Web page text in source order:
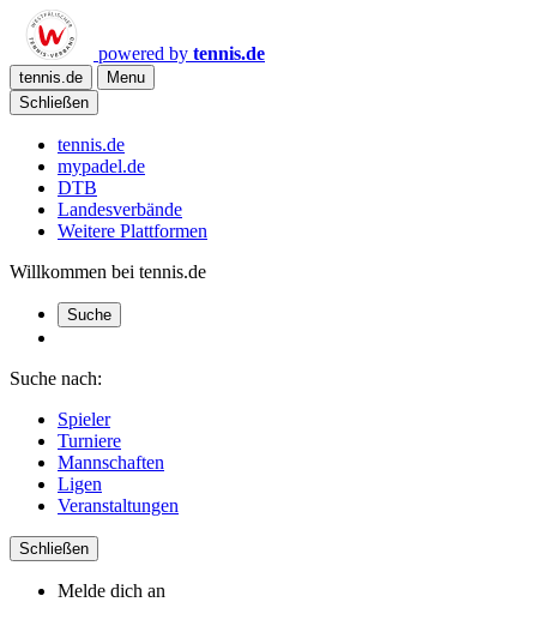
powered by tennis.de
tennis.de
Menu
Schließen
tennis.de
mypadel.de
DTB
Landesverbände
Weitere Plattformen
Willkommen bei tennis.de
Suche
Suche nach:
Spieler
Turniere
Mannschaften
Ligen
Veranstaltungen
Schließen
Melde dich an